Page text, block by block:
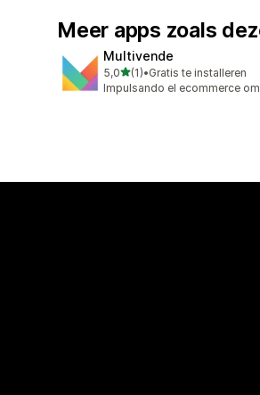
Meer apps zoals
Multivende
5,0van 5 sterren
(1)
1 recensies in totaal
•Gratis te installeren
Impulsando el ecommerce